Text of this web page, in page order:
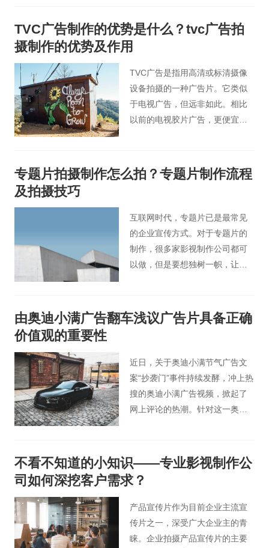
企业都要制作专题宣传片呢？今
天北京宣传片小编为您分享企业
拍摄专题片具有的六大好处。
TVC广告制作的优势是什么？tvc广告拍
摄制作的优势及作用
TVC广告是指用高清或标清摄像
设备拍摄的一种广告片。它类似
于电视广告，但远非如此。相比
以前的电视胶片广告，更便宜，
摄和制作的具体优势是什么呢？
下面桃花谷tvc小编给大家具体讲
专题片拍摄制作怎么拍？专题片制作流程
及拍摄技巧
互联网时代，专题片已是最常见
的企业宣传方式。对于专题片的
制作，很多家影视制作公司都可
以做，但是要想独树一帜，让人
作公司小编将和你谈谈专题片的
拍摄制作流程和制作技巧。
由奥迪小满广告翻车浅议广告片具备正确
价值观的重要性
近日，关于奥迪小满节气广告文
案“抄袭门”事件持续发酵，冲上热
搜的奥迪小满广告视频，掀起了
网上评论的热潮。针对这一奥迪
为大家分享下广告行业从业者具
备正确的价值观重要性。
不看不知道的小知识——专业影视制作公
司如何深挖客户需求？
产品宣传片作为目前企业主流宣
传片之一，深受广大企业主的青
睐。企业拍摄产品宣传片的主要